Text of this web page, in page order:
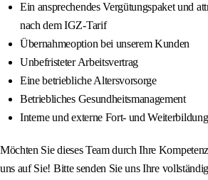
Ein ansprechendes Vergütungspaket und
nach dem IGZ-Tarif
Übernahmeoption bei unserem Kunden
Unbefristeter Arbeitsvertrag
Eine betriebliche Altersvorsorge
Betriebliches Gesundheitsmanagement
Interne und externe Fort- und
Möchten Sie dieses Team durch Ihre
uns auf Sie! Bitte senden Sie uns Ihre